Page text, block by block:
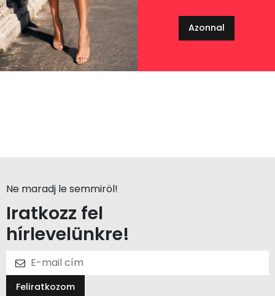
Azonnal
Ne maradj le semmiröl!
Iratkozz fel
hírlevelünkre!
Feliratkozom